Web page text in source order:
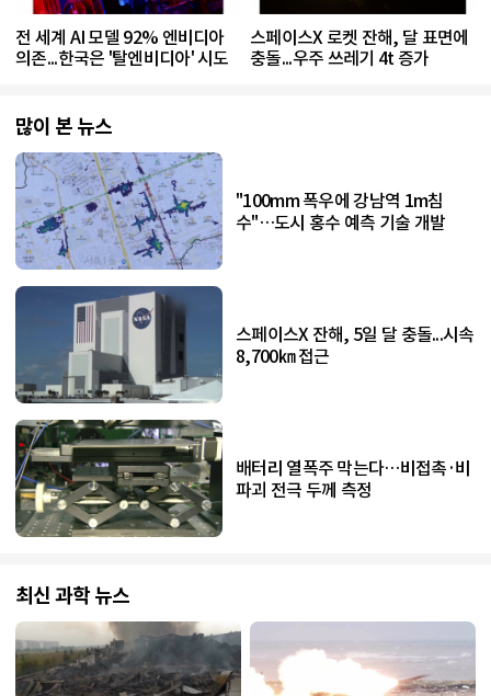
전 세계 AI 모델 92% 엔비디아
의존...한국은 '탈엔비디아' 시도
스페이스X 로켓 잔해, 달 표면에
충돌...우주 쓰레기 4t 증가
많이 본 뉴스
"100mm 폭우에 강남역 1m침
수"…도시 홍수 예측 기술 개발
스페이스X 잔해, 5일 달 충돌...시속
8,700㎞ 접근
배터리 열폭주 막는다…비접촉·비
파괴 전극 두께 측정
최신 과학 뉴스